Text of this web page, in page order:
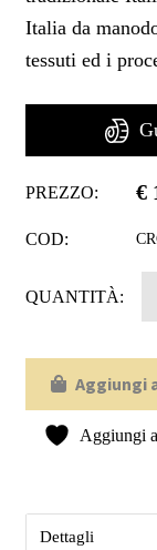
Italia da
tessuti ed i
PREZZO: €
COD:
QUANTITÀ:
Aggiungi
Aggiungi
Dettagli